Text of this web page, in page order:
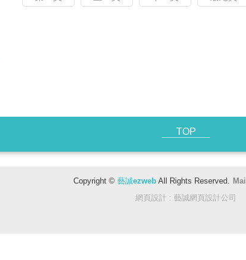
TOP
Copyright © 藝誠ezweb All Rights Reserved. Mail
網頁設計
: 藝誠網頁設計公司